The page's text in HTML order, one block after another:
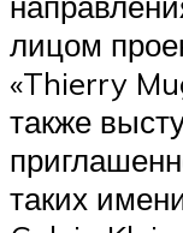
лицом
«Thierry
также
таких